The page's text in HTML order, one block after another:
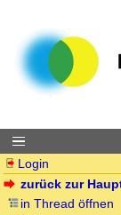
Login
zurück zur
in Thread öffnen